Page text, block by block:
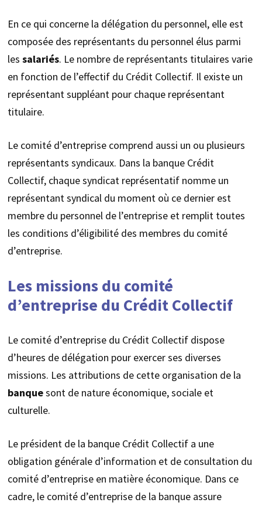
En ce qui concerne la délégation du personnel, elle est
composée des représentants du personnel élus parmi
les salariés. Le nombre de représentants titulaires varie
en fonction de l’effectif du Crédit Collectif. Il existe un
représentant suppléant pour chaque représentant
titulaire.
Le comité d’entreprise comprend aussi un ou plusieurs
représentants syndicaux. Dans la banque Crédit
Collectif, chaque syndicat représentatif nomme un
représentant syndical du moment où ce dernier est
membre du personnel de l’entreprise et remplit toutes
les conditions d’éligibilité des membres du comité
d’entreprise.
Les missions du comité
d’entreprise du Crédit Collectif
Le comité d’entreprise du Crédit Collectif dispose
d’heures de délégation pour exercer ses diverses
missions. Les attributions de cette organisation de la
banquesont de nature économique, sociale et
culturelle.
Le président de la banque Crédit Collectif a une
obligation générale d’information et de consultation du
comité d’entreprise en matière économique. Dans ce
cadre, le comité d’entreprise de la banque assure